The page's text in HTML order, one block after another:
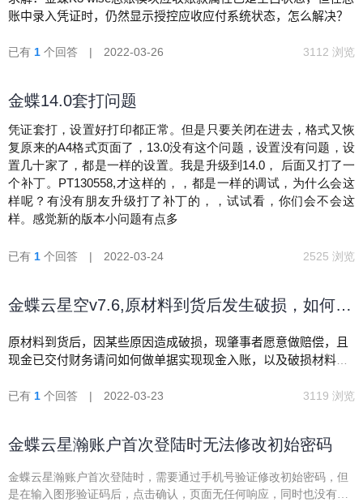
账中录入凭证时，仍然显示授控应收应付系统状态，怎么解决？
已有 1 个回答 | 2022-03-26 3112 浏览
金蝶14.0套打问题
凭证套打，设置好打印都正常。但是只要关闭在进去，格式又恢
复原来的A4格式页面了，13.0没有这个问题，设置没有问题，设
置几十家了，都是一样的设置。我是升级到14.0， 后面又打了一
个补丁。PT130558,才这样的，，都是一样的调试，为什么会这
样呢？有没有朋友升级打了补丁的，，试试看，你们会不会这
样。感觉新的版本小问题有点多
已有 1 个回答 | 2022-03-24 2525 浏览
金蝶云星空v7.6,原材料到货后发生破损，如何合
原材料到货后，因某些原因造成破损，现肇事者愿意做赔偿，且
现金已交付财务请问如何做单据实现现金入账，以及破损材料出
已有 1 个回答 | 2022-03-23 3119 浏览
金蝶云星瀚账户首次登陆时无法修改初始密码
金蝶云星瀚账户首次登陆时，需要通过手机号验证修改初始密码，但
是在输入图形验证码后，点击确认，页面无任何响应，同时也没有接